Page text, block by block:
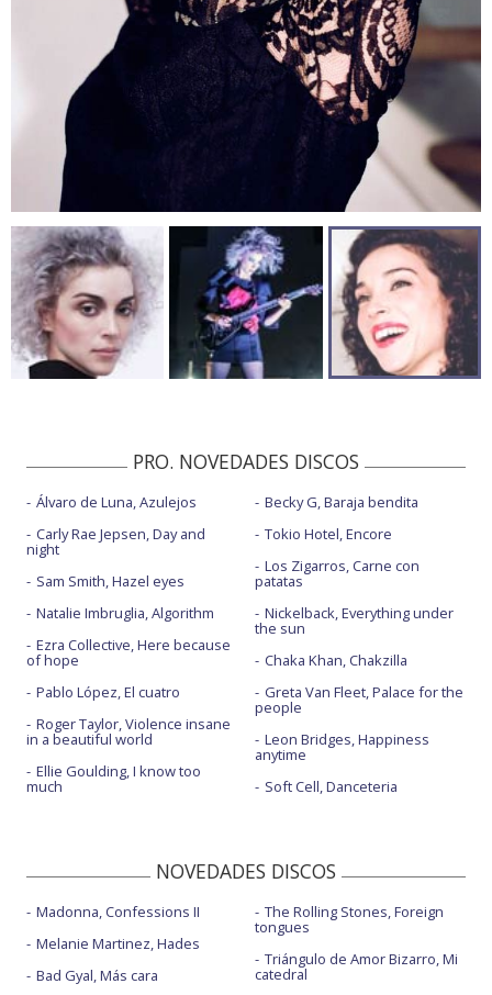
PRO. NOVEDADES DISCOS
Álvaro de Luna, Azulejos
Carly Rae Jepsen, Day and
night
Sam Smith, Hazel eyes
Natalie Imbruglia, Algorithm
Ezra Collective, Here because
of hope
Pablo López, El cuatro
Roger Taylor, Violence insane
in a beautiful world
Ellie Goulding, I know too
much
Becky G, Baraja bendita
Tokio Hotel, Encore
Los Zigarros, Carne con
patatas
Nickelback, Everything under
the sun
Chaka Khan, Chakzilla
Greta Van Fleet, Palace for the
people
Leon Bridges, Happiness
anytime
Soft Cell, Danceteria
NOVEDADES DISCOS
Madonna, Confessions II
Melanie Martinez, Hades
Bad Gyal, Más cara
The Rolling Stones, Foreign
tongues
Triángulo de Amor Bizarro, Mi
catedral